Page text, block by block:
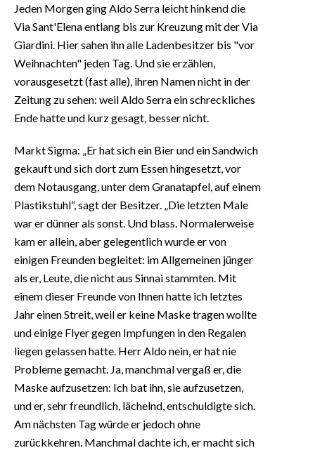
Jeden Morgen ging Aldo Serra leicht hinkend die
Via Sant'Elena entlang bis zur Kreuzung mit der Via
Giardini. Hier sahen ihn alle Ladenbesitzer bis "vor
Weihnachten" jeden Tag. Und sie erzählen,
vorausgesetzt (fast alle), ihren Namen nicht in der
Zeitung zu sehen: weil Aldo Serra ein schreckliches
Ende hatte und kurz gesagt, besser nicht.
Markt Sigma: „Er hat sich ein Bier und ein Sandwich
gekauft und sich dort zum Essen hingesetzt, vor
dem Notausgang, unter dem Granatapfel, auf einem
Plastikstuhl“, sagt der Besitzer. „Die letzten Male
war er dünner als sonst. Und blass. Normalerweise
kam er allein, aber gelegentlich wurde er von
einigen Freunden begleitet: im Allgemeinen jünger
als er, Leute, die nicht aus Sinnai stammten. Mit
einem dieser Freunde von Ihnen hatte ich letztes
Jahr einen Streit, weil er keine Maske tragen wollte
und einige Flyer gegen Impfungen in den Regalen
liegen gelassen hatte. Herr Aldo nein, er hat nie
Probleme gemacht. Ja, manchmal vergaß er, die
Maske aufzusetzen: Ich bat ihn, sie aufzusetzen,
und er, sehr freundlich, lächelnd, entschuldigte sich.
Am nächsten Tag würde er jedoch ohne
zurückkehren. Manchmal dachte ich, er macht sich